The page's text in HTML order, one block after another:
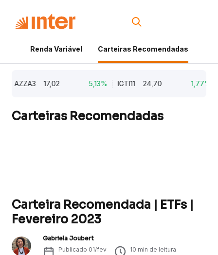
Renda Variável Carteiras Recomendadas
AZZA3 17,02 5,13% IGTI11 24,70 1,77%
Carteiras Recomendadas
Carteira Recomendada | ETFs |
Fevereiro 2023
Gabriela Joubert
Publicado 01/fev 10 min de leitura